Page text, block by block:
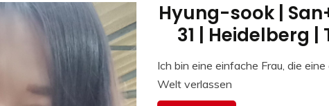
Hyung-sook |
31 | Heidelberg |
Ich bin eine einfache Frau, die
Welt verlassen